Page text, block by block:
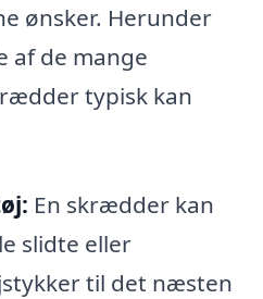
ønsker. Herunder
af de mange
typisk kan
En skrædder kan
slidte eller
til det næsten